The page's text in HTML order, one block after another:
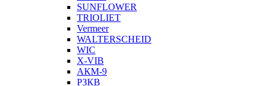
SUNFLOWER
TRIOLIET
Vermeer
WALTERSCHEID
WIC
X-VIB
АКМ-9
РЗКВ